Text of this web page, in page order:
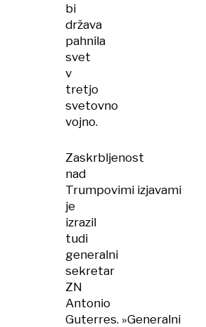
bi
država
pahnila
svet
v
tretjo
svetovno
vojno.
Zaskrbljenost
nad
Trumpovimi izjavami
je
izrazil
tudi
generalni
sekretar
ZN
Antonio
Guterres. »Generalni